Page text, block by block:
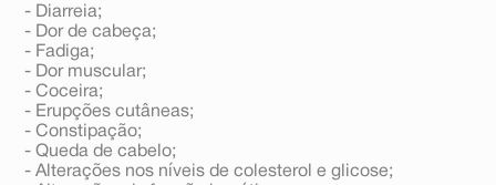
- Diarreia;
- Dor de cabeça;
- Fadiga;
- Dor muscular;
- Coceira;
- Erupções cutâneas;
- Constipação;
- Queda de cabelo;
- Alterações nos níveis de colesterol e glicose;